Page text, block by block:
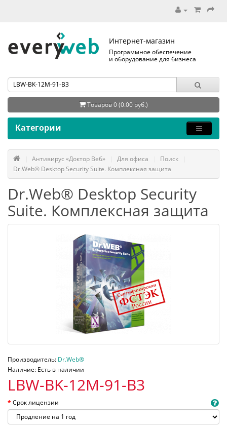
Интернет-магазин
Программное обеспечение
и оборудование для бизнеса
Товаров 0 (0.00 руб.)
Категории
Антивирус «Доктор Веб» Для офиса
Поиск
Dr.Web® Desktop Security Suite. Комплексная защита
Dr.Web® Desktop Security
Suite. Комплексная защита
Производитель: Dr.Web®
Наличие: Есть в наличии
LBW-BK-12M-91-B3
Срок лицензии